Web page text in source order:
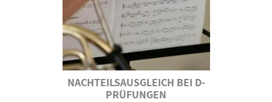
NACHTEILSAUSGLEICH BEI D-
PRÜFUNGEN